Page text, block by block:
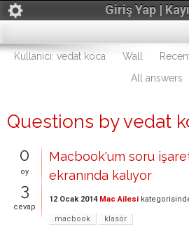
Giriş Yap |
Kullanıcı: vedat koca Wall
All answers
Questions by vedat
0
oy
3
cevap
Macbook'um soru
ekranında kalıyor
12 Ocak 2014 Mac Ailesi
macbook klasör